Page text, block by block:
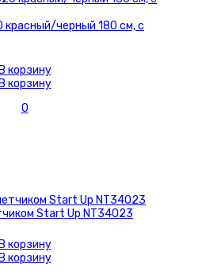
красный/черный 180 см, с
В корзину
В корзину
0
Start Up NT34023
В корзину
В корзину